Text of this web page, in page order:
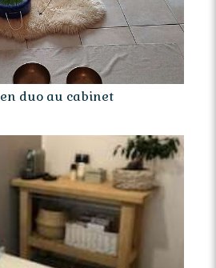
duo au cabinet